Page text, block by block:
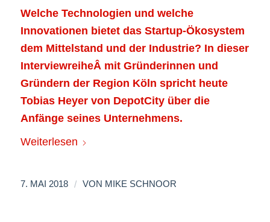
Welche Technologien und welche
Innovationen bietet das Startup-Ökosystem
dem Mittelstand und der Industrie? In dieser
InterviewreiheÂ mit Gründerinnen und
Gründern der Region Köln spricht heute
Tobias Heyer von DepotCity über die
Anfänge seines Unternehmens.
Weiterlesen
7. MAI 2018 / VON MIKE SCHNOOR